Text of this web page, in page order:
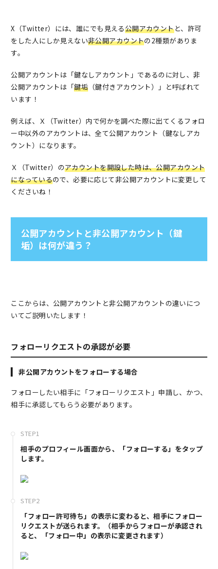
X（Twitter）には、誰にでも見える公開アカウントと、許可
をした人にしか見えない非公開アカウントの2種類がありま
す。
公開アカウントは「鍵なしアカウント」であるのに対し、非
公開アカウントは「鍵垢 （鍵付きアカウント）」と呼ばれて
います！
例えば、Ｘ（Twitter）内で何かを調べた際に出てくるフォロ
ー中以外のアカウントは、全て公開アカウント（鍵なしアカ
ウント）になります。
Ｘ（Twitter）のアカウントを開設した時は、公開アカウント
になっているので、必要に応じて非公開アカウントに変更して
くださいね！
公開アカウントと非公開アカウント（鍵
垢）は何が違う？
ここからは、公開アカウントと非公開アカウントの違いにつ
いてご説明いたします！
フォローリクエストの承認が必要
非公開アカウントをフォローする場合
フォローしたい相手に「フォローリクエスト」申請し、かつ、
相手に承認してもらう必要があります。
STEP1
相手のプロフィール画面から、「フォローする」をタップ
します。
STEP2
「フォロー許可待ち」の表示に変わると、相手にフォロー
リクエストが送られます。（相手からフォローが承認され
ると、「フォロー中」の表示に変更されます）